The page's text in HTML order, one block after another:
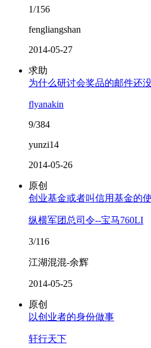
1/156
fengliangshan
2014-05-27
求助
为什么研讨会奖品的邮件还
flyanakin
9/384
yunzi14
2014-05-26
原创
创业基金或者叫信用基金的
纵横军团总司令--宝马760LI
3/116
江湖混混-余辉
2014-05-25
原创
以创业者的身份做事
轩行天下